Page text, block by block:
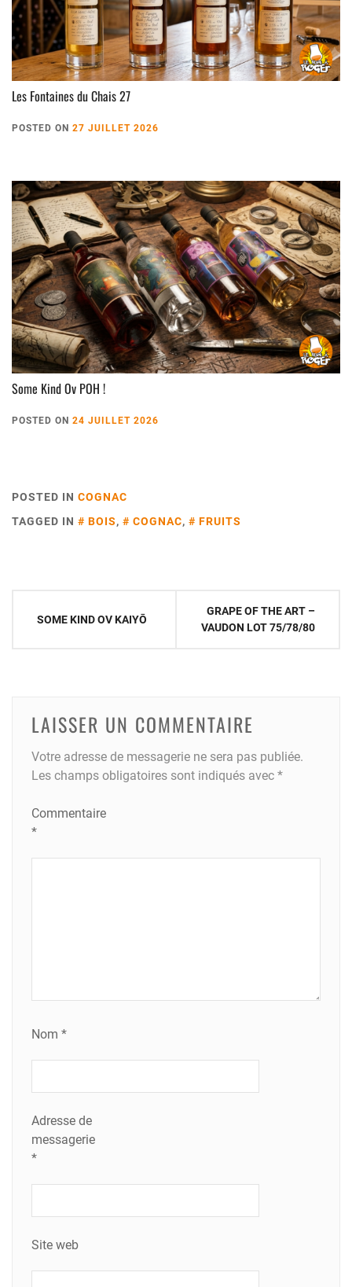
Les Fontaines du Chais 27
POSTED ON 27 JUILLET 2026
Some Kind Ov POH !
POSTED ON 24 JUILLET 2026
POSTED IN COGNAC
TAGGED IN
BOIS, COGNAC, FRUITS
SOME KIND OV KAIYŌ
GRAPE OF THE ART –
VAUDON LOT 75/78/80
LAISSER UN COMMENTAIRE
Votre adresse de messagerie ne sera pas publiée.
Les champs obligatoires sont indiqués avec *
Commentaire
*
Nom *
Adresse de
messagerie
*
Site web